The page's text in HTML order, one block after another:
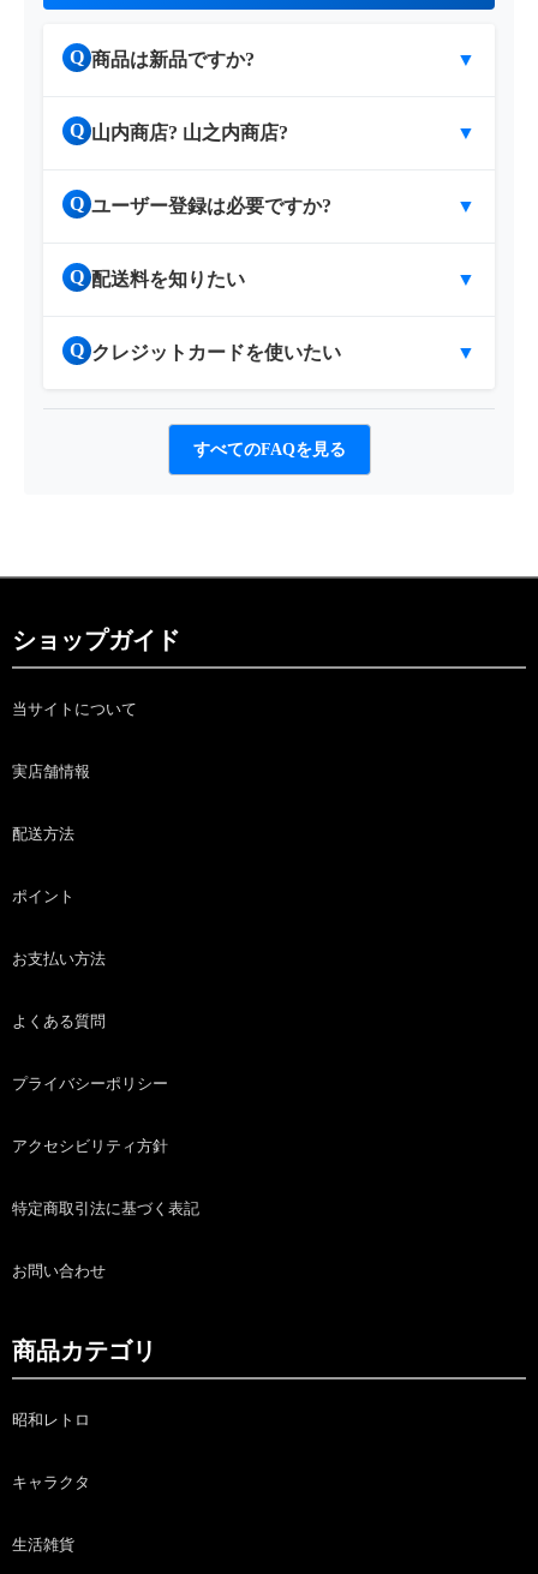
Q 商品は新品ですか? ▼
Q 山内商店? 山之内商店? ▼
Q ユーザー登録は必要ですか? ▼
Q 配送料を知りたい ▼
Q クレジットカードを使いたい ▼
すべてのFAQを見る
ショップガイド
当サイトについて
実店舗情報
配送方法
ポイント
お支払い方法
よくある質問
プライバシーポリシー
アクセシビリティ方針
特定商取引法に基づく表記
お問い合わせ
商品カテゴリ
昭和レトロ
キャラクタ
生活雑貨